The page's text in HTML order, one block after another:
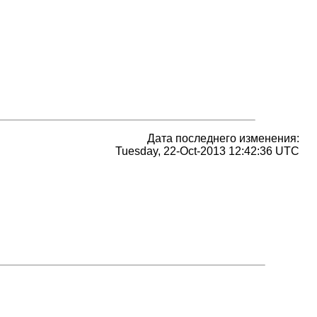
Дата последнего изменения:
Tuesday, 22-Oct-2013 12:42:36 UTC